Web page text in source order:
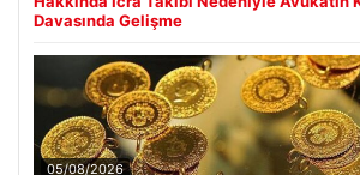
Davasında Gelişme
05/08/2026